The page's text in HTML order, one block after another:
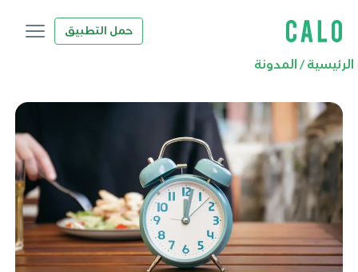
حمل التطبيق
الرئيسية/ المدونة